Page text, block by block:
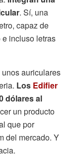
. Sí, una
capaz de
incluso letras
auriculares
Los Edifier
dólares al
un producto
que por
del mercado. Y